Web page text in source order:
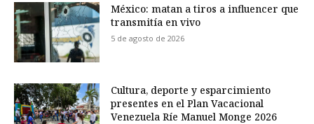
México: matan a tiros a influencer que
transmitía en vivo
5 de agosto de 2026
Cultura, deporte y esparcimiento
presentes en el Plan Vacacional
Venezuela Ríe Manuel Monge 2026